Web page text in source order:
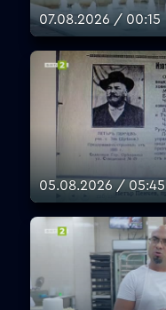
07.08.2026 / 00:15
05.08.2026 / 05:45